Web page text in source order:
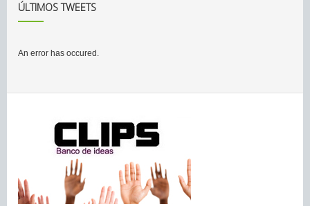
ÚLTIMOS TWEETS
An error has occured.